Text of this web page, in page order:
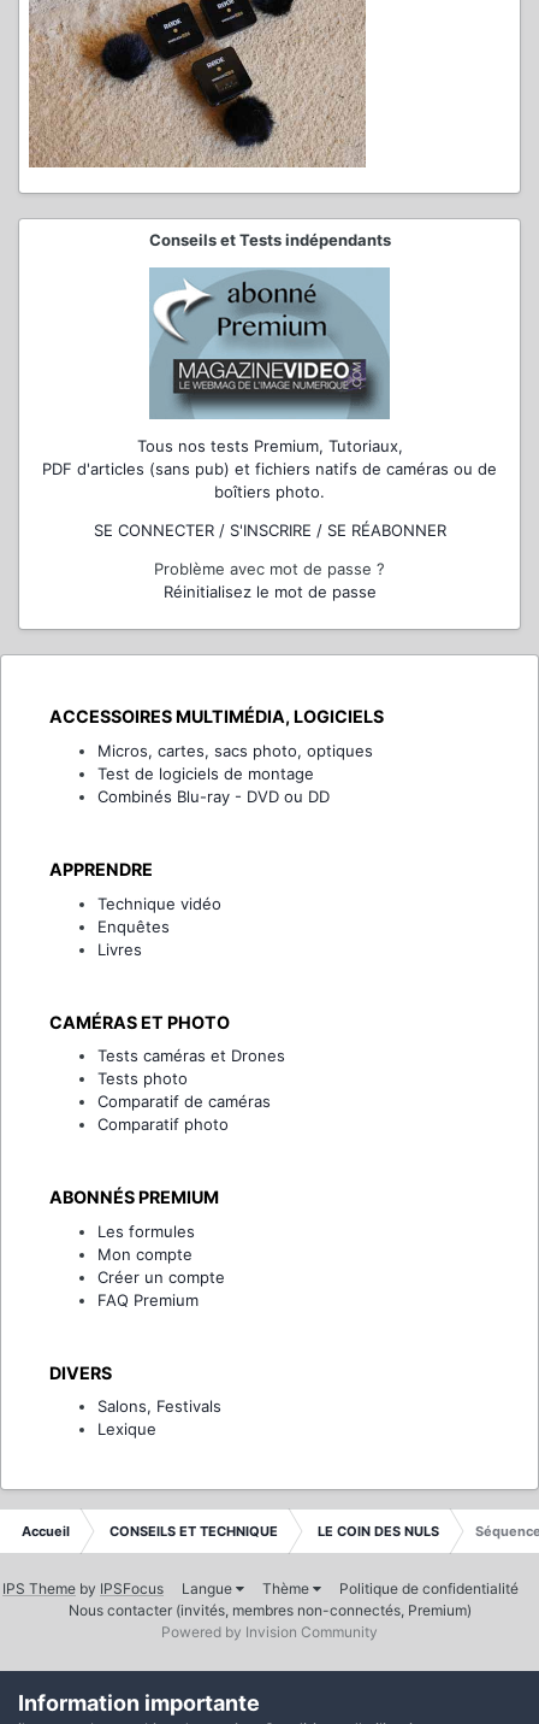
Conseils et Tests indépendants
Tous nos tests Premium, Tutoriaux,
PDF d'articles (sans pub) et fichiers natifs de caméras ou de
boîtiers photo.
SE CONNECTER / S'INSCRIRE / SE RÉABONNER
Problème avec mot de passe ?
Réinitialisez le mot de passe
ACCESSOIRES MULTIMÉDIA, LOGICIELS
Micros, cartes, sacs photo, optiques
Test de logiciels de montage
Combinés Blu-ray - DVD ou DD
APPRENDRE
Technique vidéo
Enquêtes
Livres
CAMÉRAS ET PHOTO
Tests caméras et Drones
Tests photo
Comparatif de caméras
Comparatif photo
ABONNÉS PREMIUM
Les formules
Mon compte
Créer un compte
FAQ Premium
DIVERS
Salons, Festivals
Lexique
Accueil CONSEILS ET TECHNIQUE LE COIN DES NULS
IPS Theme by IPSFocus Langue Thème
Politique de confidentialité
Nous contacter (invités, membres non-connectés, Premium)
Powered by Invision Community
Information importante